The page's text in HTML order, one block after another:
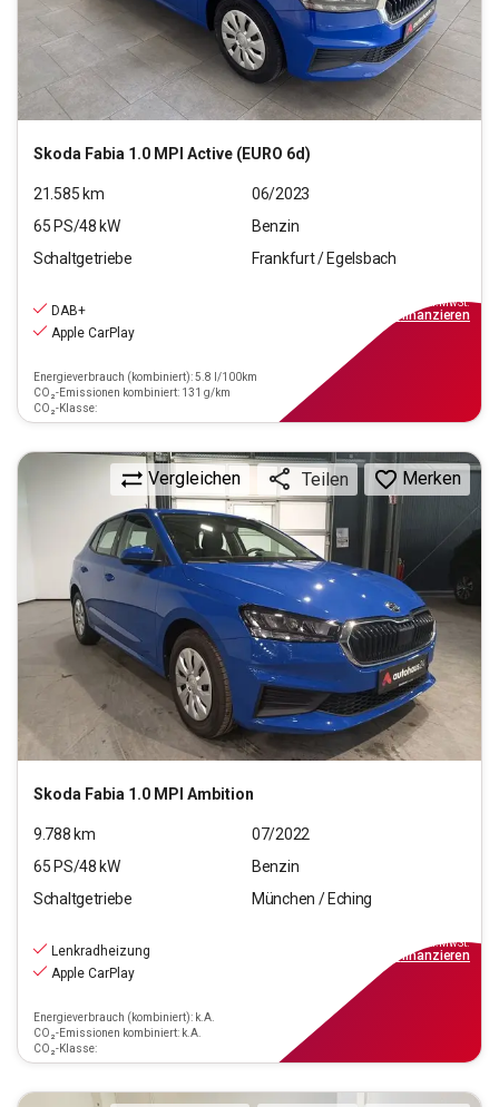
Skoda Fabia 1.0 MPI Active (EURO 6d)
21.585 km
06/2023
65 PS/48 kW
Benzin
Schaltgetriebe
Frankfurt / Egelsbach
DAB+
Apple CarPlay
Energieverbrauch (kombiniert): 5.8 l/100km
CO₂-Emissionen kombiniert: 131 g/km
CO₂-Klasse:
inkl.MwSt.
finanzieren
Skoda Fabia 1.0 MPI Ambition
Vergleichen Teilen Merken
9.788 km
07/2022
65 PS/48 kW
Benzin
Schaltgetriebe
München / Eching
Lenkradheizung
Apple CarPlay
Energieverbrauch (kombiniert): k.A.
CO₂-Emissionen kombiniert: k.A.
CO₂-Klasse:
inkl.MwSt.
finanzieren